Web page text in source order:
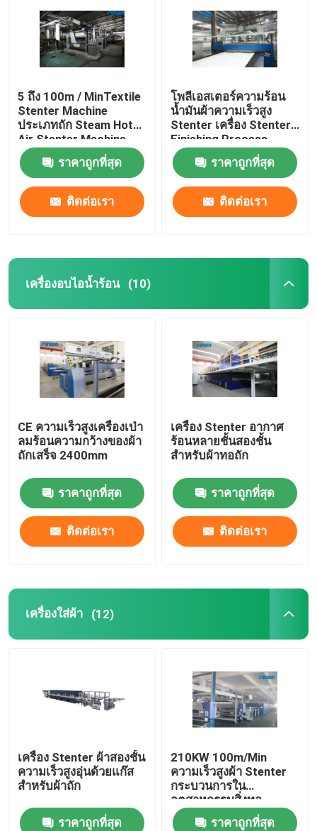
เกี่ยวกับเรา
ทัวร์โรงงาน
ติดต่อเรา
ขอใบเสนอราคา
เครื่อง Stenter สิ่งทอ
เครื่องตกแต่งสิ่งทอ
เครื่องเฟรมเต็นท์
5 ถึง 100m / MinTextile
Stenter Machine
ประเภทถัก Steam Hot
Air Stenter Machine
ราคาถูกที่สุด
ติดต่อเรา
โพลีเอสเตอร์ความร้อน
น้ำมันผ้าความเร็วสูง
Stenter เครื่อง Stenter
Finishing Process
ราคาถูกที่สุด
ติดต่อเรา
เครื่องอบไอน้ำร้อน (10)
CE ความเร็วสูงเครื่องเป่า
ลมร้อนความกว้างของผ้า
ถักเสร็จ 2400mm
ราคาถูกที่สุด
ติดต่อเรา
เครื่อง Stenter อากาศ
ร้อนหลายชั้นสองชั้น
สำหรับผ้าทอถัก
ราคาถูกที่สุด
ติดต่อเรา
เครื่องใส่ผ้า (12)
เครื่อง Stenter ผ้าสองชั้น
ความเร็วสูงอุ่นด้วยแก๊ส
สำหรับผ้าถัก
ราคาถูกที่สุด
210KW 100m/Min
ความเร็วสูงผ้า Stenter
กระบวนการใน
อุตสาหกรรมสิ่งทอ
2800mm
ราคาถูกที่สุด